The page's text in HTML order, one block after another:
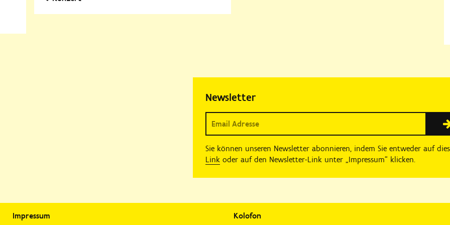
Newsletter
Sie können unseren Newsletter abonnieren, indem Sie entweder auf
Link oder auf den Newsletter-Link unter „Impressum“ klicken.
Impressum Kolofon